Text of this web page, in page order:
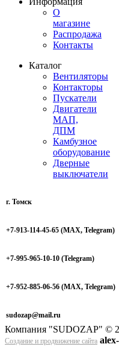
О
магазине
Распродажа
Контакты
Каталог
Вентиляторы
Контакторы
Пускатели
Двигатели
МАП,
ДПМ
Камбузное
оборудование
Дверные
выключатели
г. Томск
+7-913-114-45-65 (MAX, Telegram)
+7-995-965-10-10 (Telegram)
+7-952-885-06-56 (МАХ, Telegram)
sudozap@mail.ru
Компания "SUDOZAP" ©
Создание и продвижение сайта